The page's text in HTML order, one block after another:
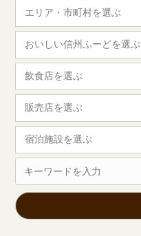
エリア・市町村を選ぶ
おいしい信州ふーどを選ぶ
飲食店を選ぶ
販売店を選ぶ
宿泊施設を選ぶ